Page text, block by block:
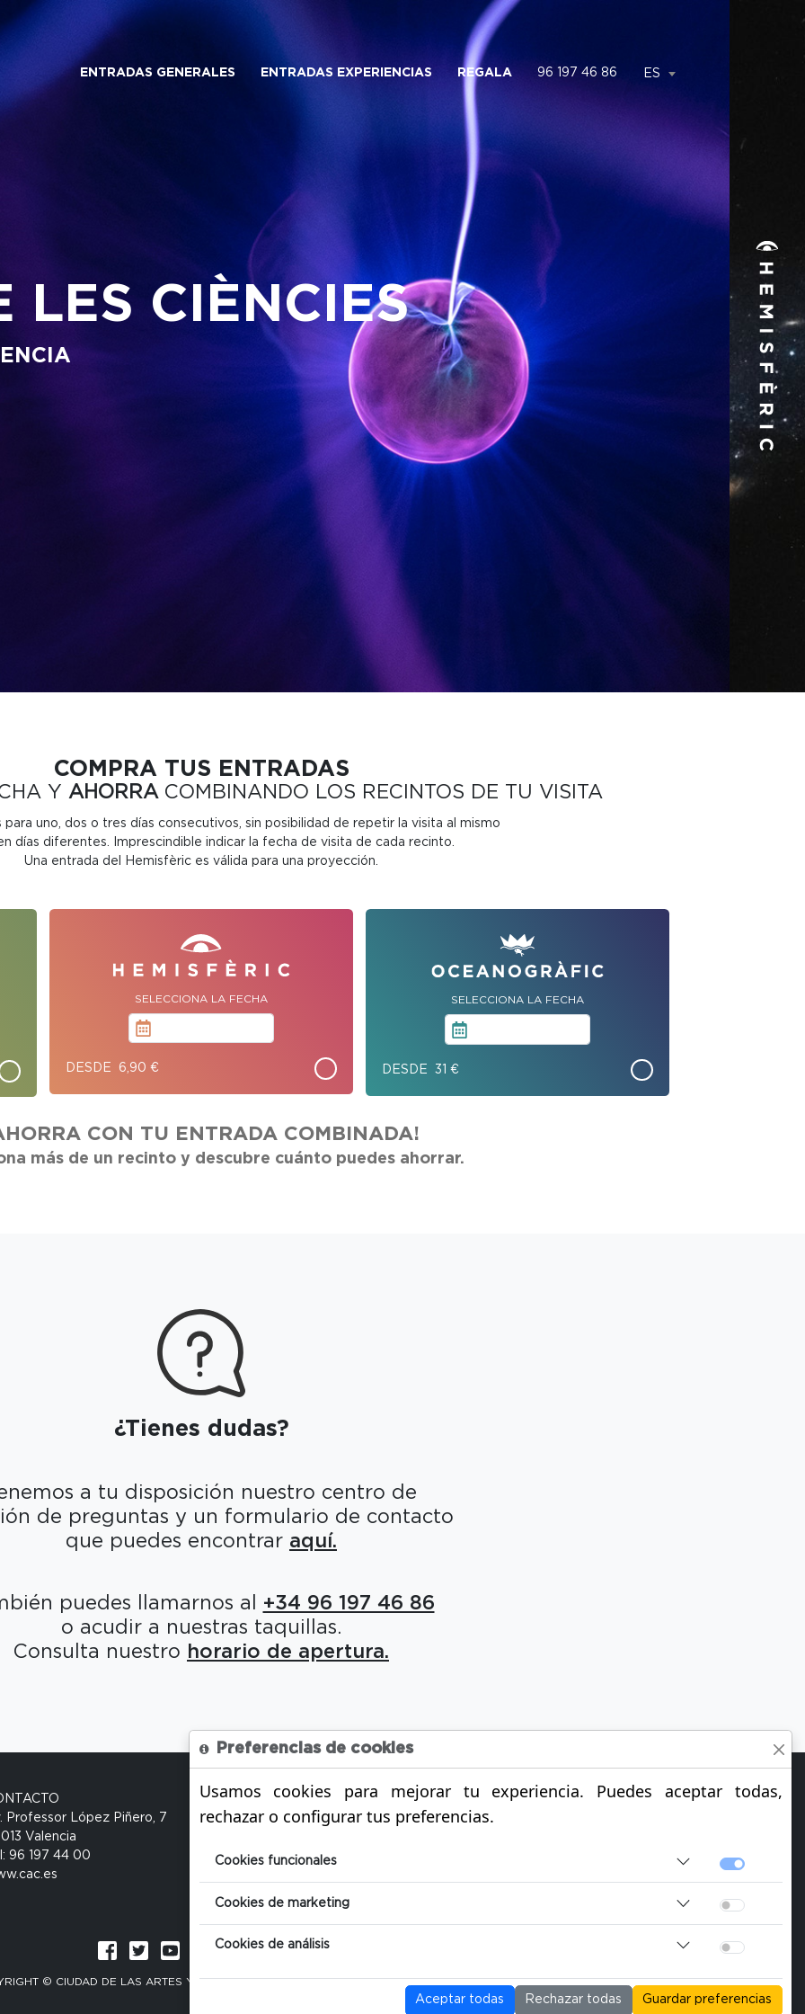
ENTRADAS GENERALES ENTRADAS EXPERIENCIAS REGALA 96 197 46 86 ES
LES CIÈNCIES
COMPRA TUS ENTRADAS
Y AHORRACOMBINANDO LOS RECINTOS DE TU VISITA
para uno, dos o tres días consecutivos, sin posibilidad de repetir la visita al mismo
días diferentes. Imprescindible indicar la fecha de visita de cada recinto.
Una entrada del Hemisfèric es válida para una proyección.
SELECCIONA LA FECHA
DESDE 6,90 €
SELECCIONA LA FECHA
DESDE 31 €
CON TU ENTRADA COMBINADA!
más de un recinto y descubre cuánto puedes ahorrar.
Preferencias de cookies
Usamos cookies para mejorar tu experiencia. Puedes aceptar todas,
rechazar o configurar tus preferencias.
Cookies funcionales
Cookies de marketing
Cookies de análisis
Aceptar todas Rechazar todas Guardar preferencias
¿Tienes dudas?
a tu disposición nuestro centro de
de preguntas y un formulario de contacto
que puedes encontrar aquí.
puedes llamarnos al
+34 96 197 46 86
o acudir a nuestras taquillas.
Consulta nuestro horario de apertura.
Professor López Piñero, 7
Valencia
96 197 44 00
© CIUDAD DE LAS ARTES Y LAS CIENCIAS. GENERALITAT VALENCIANA